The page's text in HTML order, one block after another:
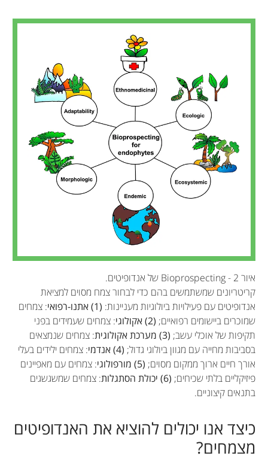
Rosario Del Carmen
Flores-Vallejo
מגיל צעיר מאוד הייתי להוטה לשאול הרבה שאלות,
Jorge Luis Folch-Mallol
מאז שהייתי ילד, למורת רוחן של הנשים במשפחתי,
Alexandre Cardoso-
Taketa
בימים אלה אני חוקר במעבדה לחקר צמחי מרפא
Maria Luisa Villarreal
גיל: 13
גיל: 14
איור 2 - Bioprospecting של אנדופיטים.
קריטריונים שמשתמשים בהם כדי לבחור צמח מסוים למציאת
אנדופיטים עם פעילויות ביולוגיות מעניינות: (1) אתנו-רפואי
: צמחים
שמוכרים ביישומים רפואיים; (2) אקולוגי
: צמחים שעמידים בפני
תקיפות של אוכלי עשב; (3) מערכת אקולוגית
: צמחים שנמצאים
בסביבות מחייה עם מגוון ביולוגי גדול; (4) אנדמי
: צמחים ילידים בעלי
אורך חיים ארוך ממקום מסוים; (5) מורפולוגי
: צמחים עם מאפיינים
פיזיקליים בלתי שכיחים; (6) יכולת הסתגלות
: צמחים שמשגשגים
בתנאים קיצוניים.
כיצד אנו יכולים להוציא את האנדופיטים
מצמחים?